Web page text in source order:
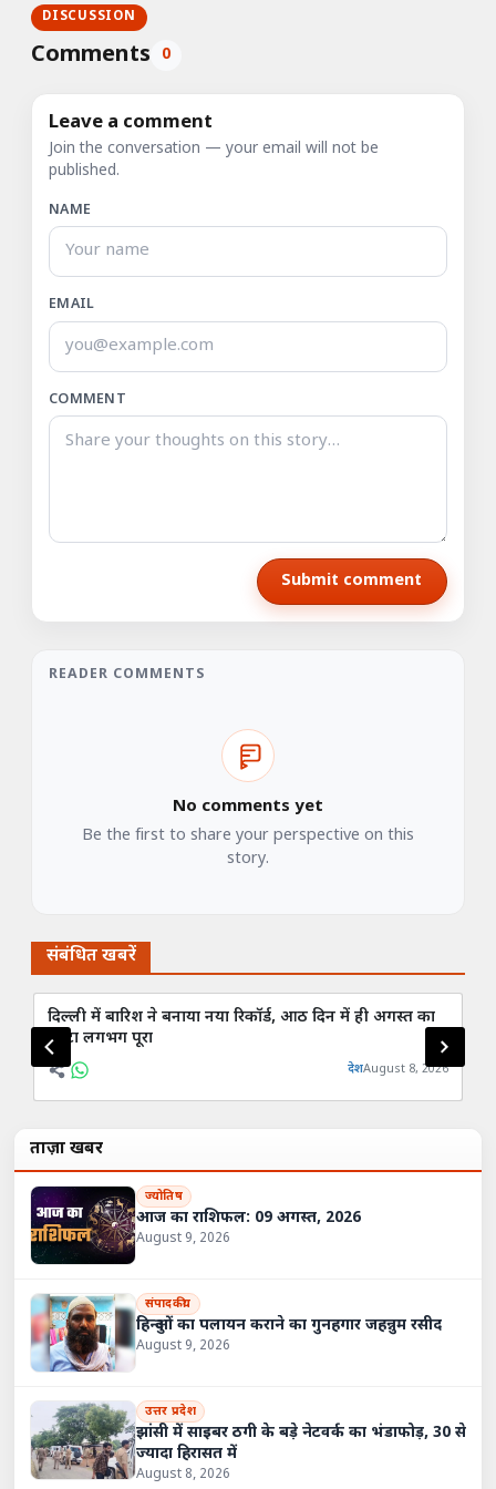
DISCUSSION
Comments 0
Leave a comment
Join the conversation — your email will not be
published.
NAME
EMAIL
COMMENT
Submit comment
READER COMMENTS
No comments yet
Be the first to share your perspective on this
story.
संबंधित खबरें
दिल्ली में बारिश ने बनाया नया रिकॉर्ड, आठ दिन में ही अगस्त का
कोटा लगभग पूरा
देशAugust 8, 2026
ताज़ा खबरें
ज्योतिष
आज का राशिफल: 09 अगस्त, 2026
August 9, 2026
संपादकीय
हिन्दुओं का पलायन कराने का गुनहगार जहन्नुम रसीद
August 9, 2026
उत्तर प्रदेश
झांसी में साइबर ठगी के बड़े नेटवर्क का भंडाफोड़, 30 से
ज्यादा हिरासत में
August 8, 2026